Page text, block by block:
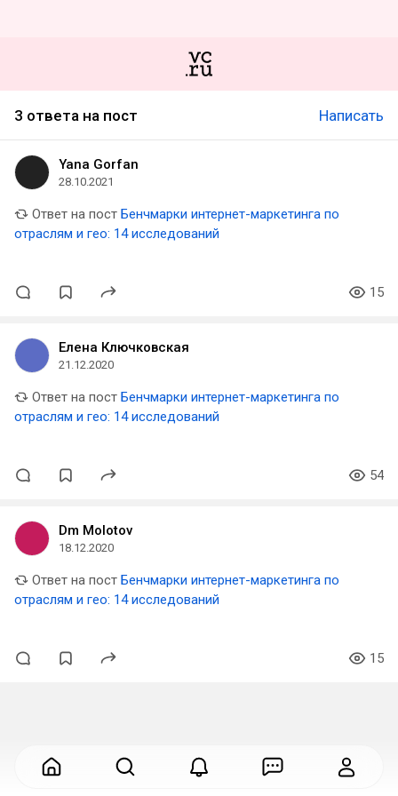
3 ответа на пост Написать
Yana Gorfan
28.10.2021
Ответ на пост Бенчмарки интернет-маркетинга по
отраслям и гео: 14 исследований
15
Елена Ключковская
21.12.2020
Ответ на пост Бенчмарки интернет-маркетинга по
отраслям и гео: 14 исследований
54
Dm Molotov
18.12.2020
Ответ на пост Бенчмарки интернет-маркетинга по
отраслям и гео: 14 исследований
15